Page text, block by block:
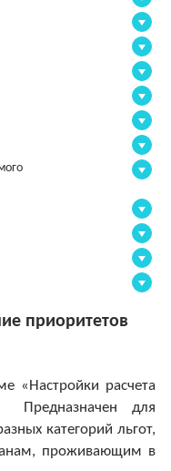
приоритетов
«Настройки расчета
Предназначен для
категорий льгот,
проживающим в